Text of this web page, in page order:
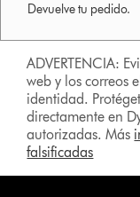
Devuelve tu pedido.
ADVERTENCIA:
web y los correos
identidad.
directamente en
autorizadas. Más
falsificadas